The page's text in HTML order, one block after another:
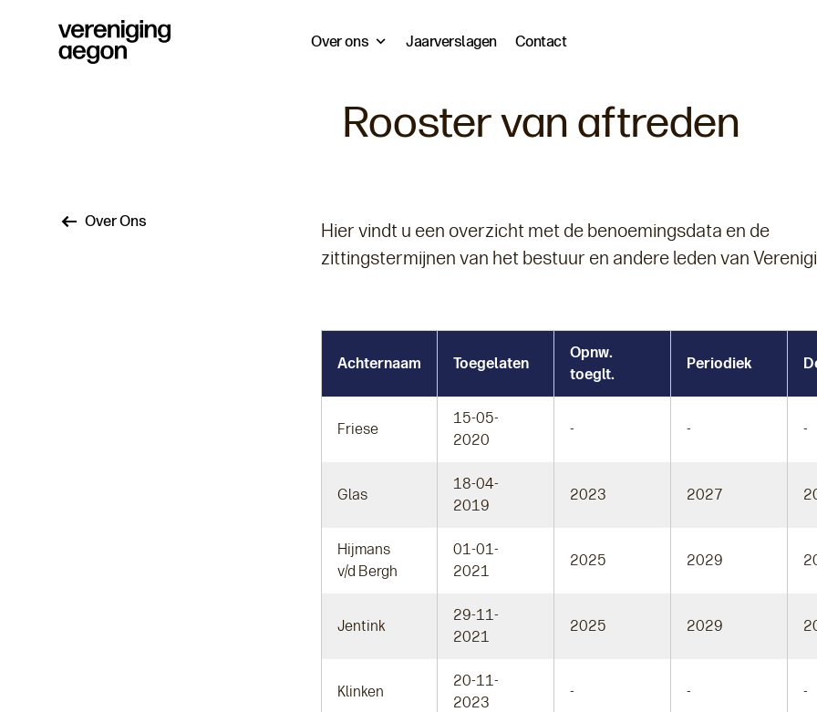
Over ons Jaarverslagen Contact
Rooster van aftreden
Kruimelpad
Over Ons
Hier vindt u een overzicht met de benoemingsdata en de
zittingstermijnen van het bestuur en andere leden van
Achternaam Toegelaten
Opnw.
toeglt.
Periodiek
Friese
15-05-
2020
- - -
Glas
18-04-
2019
2023 2027
Hijmans
v/d Bergh
01-01-
2021
2025 2029
Jentink
29-11-
2021
2025 2029
Klinken
20-11-
2023
- - -